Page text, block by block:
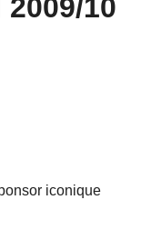
10
iconique